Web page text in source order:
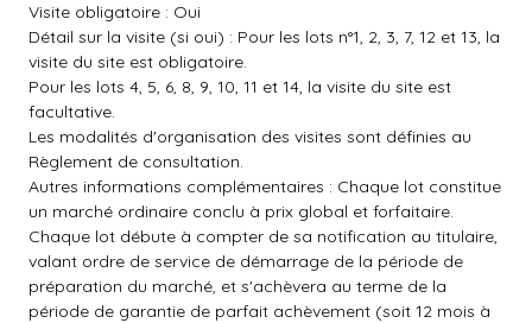
Visite obligatoire : Oui
Détail sur la visite (si oui) : Pour les lots n°1, 2, 3, 7, 12 et 13, la
visite du site est obligatoire.
Pour les lots 4, 5, 6, 8, 9, 10, 11 et 14, la visite du site est
facultative.
Les modalités d'organisation des visites sont définies au
Règlement de consultation.
Autres informations complémentaires : Chaque lot constitue
un marché ordinaire conclu à prix global et forfaitaire.
Chaque lot débute à compter de sa notification au titulaire,
valant ordre de service de démarrage de la période de
préparation du marché, et s'achèvera au terme de la
période de garantie de parfait achèvement (soit 12 mois à